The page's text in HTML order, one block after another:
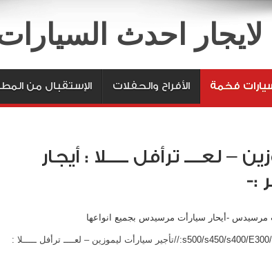
لايجار احدث
فخمة الأفراح والحفلات الإستقبال من
لعــــ ترأفل ـــــلا : أيجار
:-
-أيحار سيارأت مرسيدس بجميع انواعها
s500/s450/s400/http://تأجير سيارأت ليموزين – لعــــ ترأفل ـــــلا :